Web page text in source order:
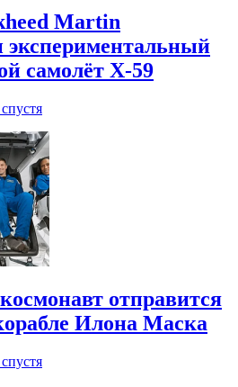
Martin
экспериментальный
самолёт X-59
отправится
Илона Маска